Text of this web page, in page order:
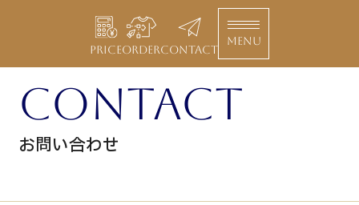
MENU
PRICEORDERCONTACT
contact
お問い合わせ